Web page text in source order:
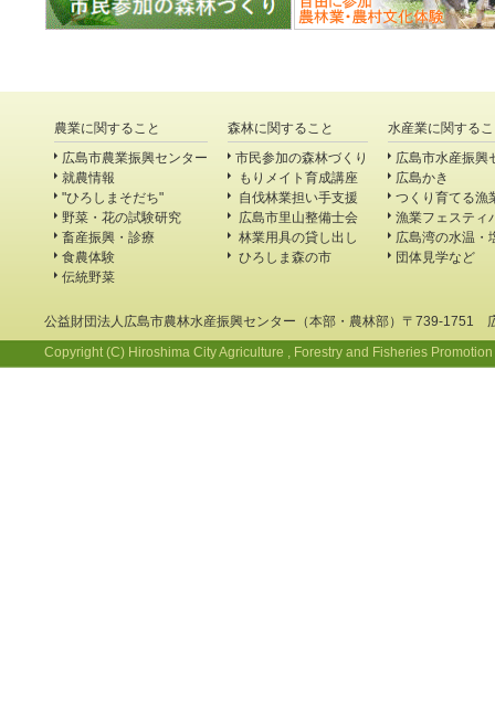
農業に関すること
広島市農業振興センター
就農情報
"ひろしまそだち"
野菜・花の試験研究
畜産振興・診療
食農体験
伝統野菜
森林に関すること
市民参加の森林づくり
もりメイト育成講座
自伐林業担い手支援
広島市里山整備士会
林業用具の貸し出し
ひろしま森の市
水産業に関する
広島市水産振興
広島かき
つくり育てる漁
漁業フェスティ
広島湾の水温・
団体見学など
公益財団法人広島市農林水産振興センター（本部・農林部）〒739-1751
Copyright (C) Hiroshima City Agriculture , Forestry and Fisheries